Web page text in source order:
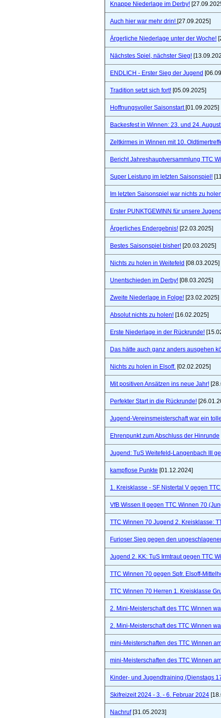
Knappe Niederlage im Derby!
Auch hier war mehr drin! [27.09.2025]
Ärgerliche Niederlage unter der Woche!
Nächstes Spiel, nächster Sieg!
ENDLICH - Erster Sieg der Jugend
Tradition setzt sich fort! [05.09.2025]
Hoffnungsvoller Saisonstart [01.09.2025]
Backesfest in Winnen: 23. und 24.
Zeltkirmes in Winnen mit 10.
Bericht Jahreshauptversammlung TTC
Super Leistung im letzten Saisonspiel!
Im letzten Saisonspiel war nichts zu
Erster PUNKTGEWINN für unsere
Ärgerliches Endergebnis! [22.03.2025]
Bestes Saisonspiel bisher! [20.03.2025]
Nichts zu holen in Weitefeld [08.03.2025]
Unentschieden im Derby! [08.03.2025]
Zweite Niederlage in Folge! [23.02.2025]
Absolut nichts zu holen! [16.02.2025]
Erste Niederlage in der Rückrunde!
Das hätte auch ganz anders ausgehen
Nichts zu holen in Elsoff. [02.02.2025]
Mit positiven Ansätzen ins neue Jahr!
Perfekter Start in die Rückrunde!
Jugend-Vereinsmeisterschaft war ein
Ehrenpunkt zum Abschluss der Hinrunde
Jugend: TuS Weitefeld-Langenbach III
kampflose Punkte [01.12.2024]
1. Kreisklasse - SF Nistertal V gegen
VfB Wissen II gegen TTC Winnen 70
TTC Winnen 70 Jugend 2. Kreisklasse:
Furioser Sieg gegen den
Jugend 2. KK: TuS Irmtraut gegen TTC
TTC Winnen 70 gegen Spfr. Elsoff-
TTC Winnen 70 Herren 1. Kreisklasse
2. Mini-Meisterschaft des TTC Winnen
2. Mini-Meisterschaft des TTC Winnen
mini-Meisterschaften des TTC Winnen
mini-Meisterschaften des TTC Winnen
Kinder- und Jugendtraining (Dienstags
Skifreizeit 2024 - 3. - 6. Februar 2024
Nachruf[31.05.2023]